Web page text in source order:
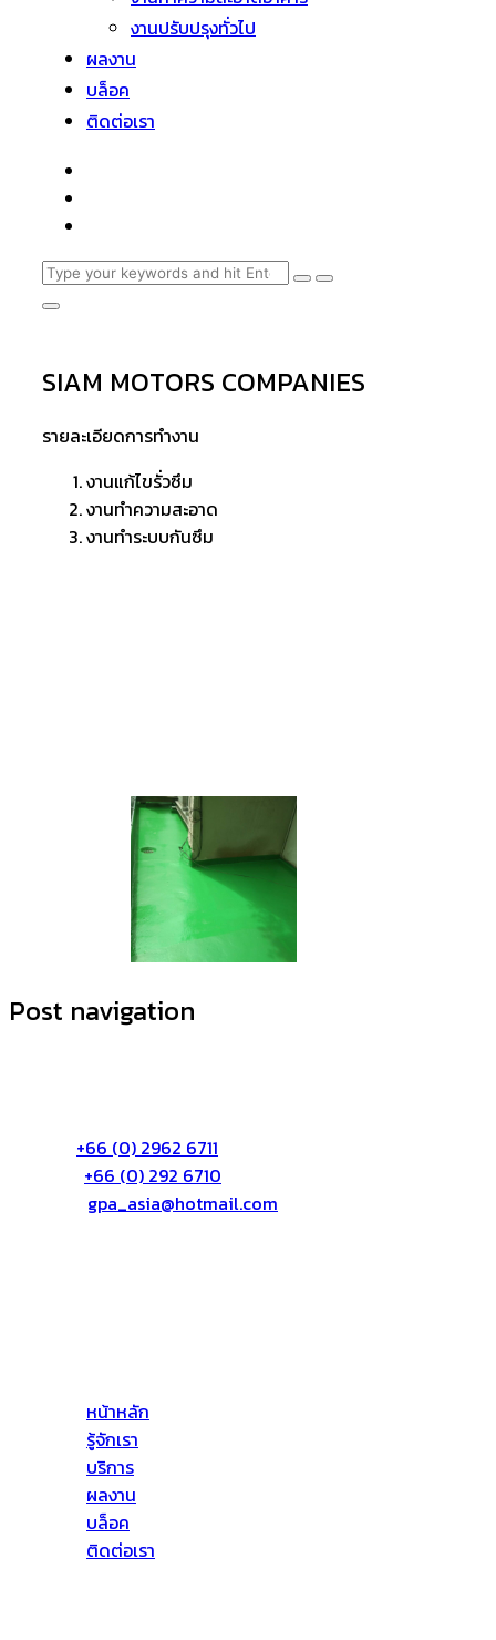
งานปรับปรุงทั่วไป
ผลงาน
บล็อค
ติดต่อเรา
SIAM MOTORS COMPANIES
รายละเอียดการทำงาน
งานแก้ไขรั่วซึม
งานทำความสะอาด
งานทำระบบกันซึม
Post navigation
+66 (0) 2962 6711
+66 (0) 292 6710
gpa_asia@hotmail.com
หน้าหลัก
รู้จักเรา
บริการ
ผลงาน
บล็อค
ติดต่อเรา